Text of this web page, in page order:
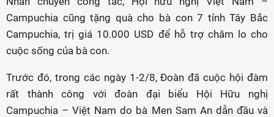
Campuchia cũng tặng quà cho bà con 7 tỉnh Tây Bắc
Campuchia, trị giá 10.000 USD để hỗ trợ chăm lo cho
cuộc sống của bà con.
Trước đó, trong các ngày 1-2/8, Đoàn đã cuộc hội đàm
rất thành công với đoàn đại biểu Hội Hữu nghị
Campuchia – Việt Nam do bà Men Sam An dẫn đầu và